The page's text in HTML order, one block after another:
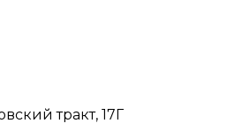
тракт, 17Г